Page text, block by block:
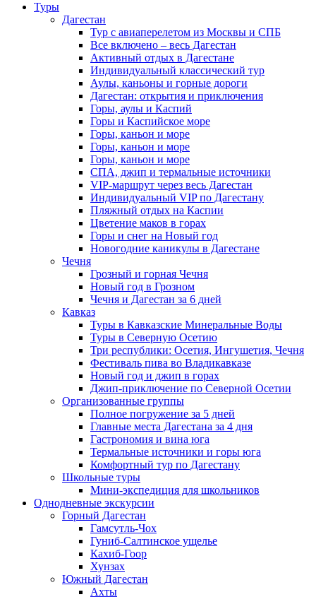
Туры
Дагестан
Тур с авиаперелетом из Москвы и СПБ
Все включено – весь Дагестан
Активный отдых в Дагестане
Индивидуальный классический тур
Аулы, каньоны и горные дороги
Дагестан: открытия и приключения
Горы, аулы и Каспий
Горы и Каспийское море
Горы, каньон и море
Горы, каньон и море
Горы, каньон и море
СПА, джип и термальные источники
VIP-маршрут через весь Дагестан
Индивидуальный VIP по Дагестану
Пляжный отдых на Каспии
Цветение маков в горах
Горы и снег на Новый год
Новогодние каникулы в Дагестане
Чечня
Грозный и горная Чечня
Новый год в Грозном
Чечня и Дагестан за 6 дней
Кавказ
Туры в Кавказские Минеральные Воды
Туры в Северную Осетию
Три республики: Осетия, Ингушетия, Чечня
Фестиваль пива во Владикавказе
Новый год и джип в горах
Джип-приключение по Северной Осетии
Организованные группы
Полное погружение за 5 дней
Главные места Дагестана за 4 дня
Гастрономия и вина юга
Термальные источники и горы юга
Комфортный тур по Дагестану
Школьные туры
Мини-экспедиция для школьников
Однодневные экскурсии
Горный Дагестан
Гамсутль-Чох
Гуниб-Салтинское ущелье
Кахиб-Гоор
Хунзах
Южный Дагестан
Ахты